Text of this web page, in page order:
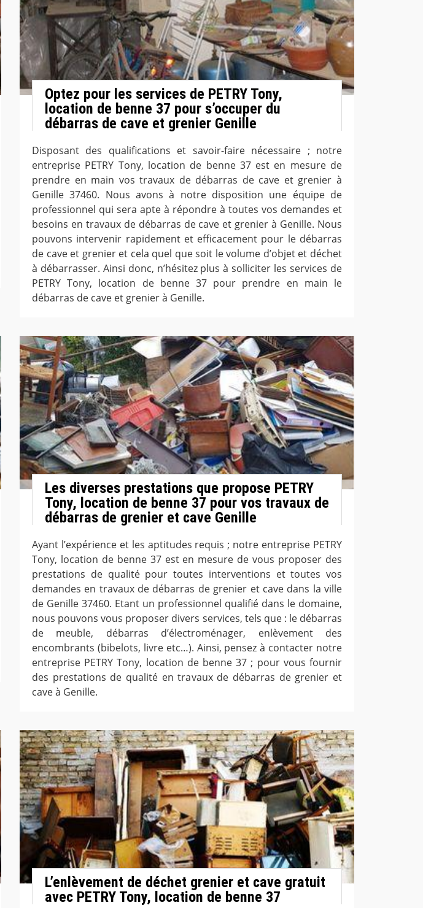
Optez pour les services de PETRY Tony,
location de benne 37 pour s’occuper du
débarras de cave et grenier Genille
Disposant des qualifications et savoir-faire nécessaire ; notre
entreprise PETRY Tony, location de benne 37 est en mesure de
prendre en main vos travaux de débarras de cave et grenier à
Genille 37460. Nous avons à notre disposition une équipe de
professionnel qui sera apte à répondre à toutes vos demandes et
besoins en travaux de débarras de cave et grenier à Genille. Nous
pouvons intervenir rapidement et efficacement pour le débarras
de cave et grenier et cela quel que soit le volume d’objet et déchet
à débarrasser. Ainsi donc, n’hésitez plus à solliciter les services de
PETRY Tony, location de benne 37 pour prendre en main le
débarras de cave et grenier à Genille.
Les diverses prestations que propose PETRY
Tony, location de benne 37 pour vos travaux de
débarras de grenier et cave Genille
Ayant l’expérience et les aptitudes requis ; notre entreprise PETRY
Tony, location de benne 37 est en mesure de vous proposer des
prestations de qualité pour toutes interventions et toutes vos
demandes en travaux de débarras de grenier et cave dans la ville
de Genille 37460. Etant un professionnel qualifié dans le domaine,
nous pouvons vous proposer divers services, tels que : le débarras
de meuble, débarras d’électroménager, enlèvement des
encombrants (bibelots, livre etc…). Ainsi, pensez à contacter notre
entreprise PETRY Tony, location de benne 37 ; pour vous fournir
des prestations de qualité en travaux de débarras de grenier et
cave à Genille.
L’enlèvement de déchet grenier et cave gratuit
avec PETRY Tony, location de benne 37